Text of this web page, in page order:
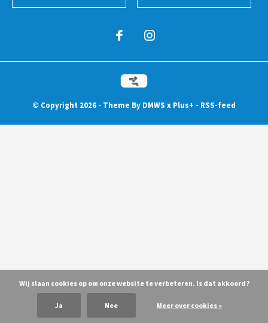
© Copyright 2026 - Theme By DMWS x Plus+ - RSS-feed
Wij slaan cookies op om onze website te verbeteren. Is dat akkoord?
Ja Nee Meer over cookies »